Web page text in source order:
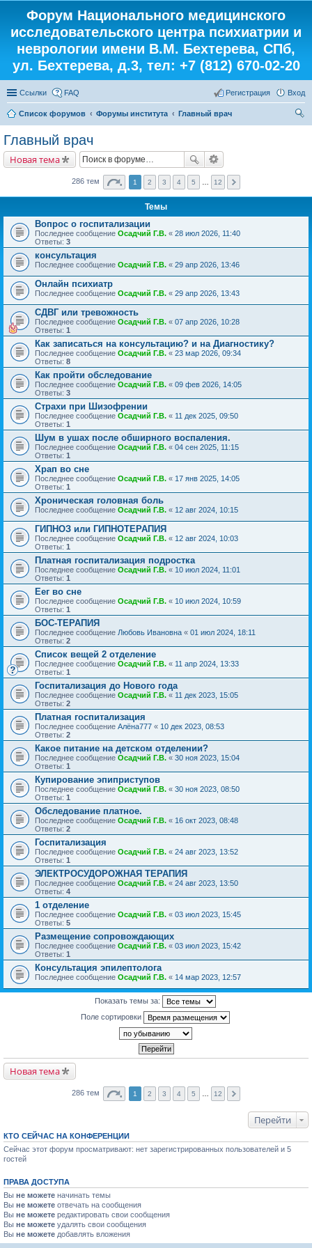
Форум Национального медицинского
исследовательского центра психиатрии и
неврологии имени В.М. Бехтерева, СПб,
ул. Бехтерева, д.3, тел: +7 (812) 670-02-20
Ссылки FAQ Вход
Регистрация
Список форумов Форумы института
Главный врач
Главный врач
Новая тема
286 тем 1 2 3 4 5 12
Темы
Вопрос о госпитализации
Последнее сообщение Осадчий Г.В. « 28 июл 2026, 11:40
Ответы: 3
консультация
Последнее сообщение Осадчий Г.В. « 29 апр 2026, 13:46
Онлайн психиатр
Последнее сообщение Осадчий Г.В. « 29 апр 2026, 13:43
СДВГ или тревожность
Последнее сообщение Осадчий Г.В. « 07 апр 2026, 10:28
Ответы: 1
Как записаться на консультацию? и на Диагностику?
Последнее сообщение Осадчий Г.В. « 23 мар 2026, 09:34
Ответы: 8
Как пройти обследование
Последнее сообщение Осадчий Г.В. « 09 фев 2026, 14:05
Ответы: 3
Страхи при Шизофрении
Последнее сообщение Осадчий Г.В. « 11 дек 2025, 09:50
Ответы: 1
Шум в ушах после обширного воспаления.
Последнее сообщение Осадчий Г.В. « 04 сен 2025, 11:15
Ответы: 1
Храп во сне
Последнее сообщение Осадчий Г.В. « 17 янв 2025, 14:05
Ответы: 1
Хроническая головная боль
Последнее сообщение Осадчий Г.В. « 12 авг 2024, 10:15
ГИПНОЗ или ГИПНОТЕРАПИЯ
Последнее сообщение Осадчий Г.В. « 12 авг 2024, 10:03
Ответы: 1
Платная госпитализация подростка
Последнее сообщение Осадчий Г.В. « 10 июл 2024, 11:01
Ответы: 1
Еег во сне
Последнее сообщение Осадчий Г.В. « 10 июл 2024, 10:59
Ответы: 1
БОС-ТЕРАПИЯ
Последнее сообщение Любовь Ивановна « 01 июл 2024, 18:11
Ответы: 2
Список вещей 2 отделение
Последнее сообщение Осадчий Г.В. « 11 апр 2024, 13:33
Ответы: 1
Госпитализация до Нового года
Последнее сообщение Осадчий Г.В. « 11 дек 2023, 15:05
Ответы: 2
Платная госпитализация
Последнее сообщение Алёна777 « 10 дек 2023, 08:53
Ответы: 2
Какое питание на детском отделении?
Последнее сообщение Осадчий Г.В. « 30 ноя 2023, 15:04
Ответы: 1
Купирование эпиприступов
Последнее сообщение Осадчий Г.В. « 30 ноя 2023, 08:50
Ответы: 1
Обследование платное.
Последнее сообщение Осадчий Г.В. « 16 окт 2023, 08:48
Ответы: 2
Госпитализация
Последнее сообщение Осадчий Г.В. « 24 авг 2023, 13:52
Ответы: 1
ЭЛЕКТРОСУДОРОЖНАЯ ТЕРАПИЯ
Последнее сообщение Осадчий Г.В. « 24 авг 2023, 13:50
Ответы: 4
1 отделение
Последнее сообщение Осадчий Г.В. « 03 июл 2023, 15:45
Ответы: 5
Размещение сопровождающих
Последнее сообщение Осадчий Г.В. « 03 июл 2023, 15:42
Ответы: 1
Консультация эпилептолога
Последнее сообщение Осадчий Г.В. « 14 мар 2023, 12:57
Показать темы за:
Поле сортировки
Новая тема
286 тем 1 2 3 4 5 12
Перейти
КТО СЕЙЧАС НА КОНФЕРЕНЦИИ
Сейчас этот форум просматривают: нет зарегистрированных пользователей и 5
гостей
ПРАВА ДОСТУПА
Вы не можете начинать темы
Вы не можете отвечать на сообщения
Вы не можете редактировать свои сообщения
Вы не можете удалять свои сообщения
Вы не можете добавлять вложения